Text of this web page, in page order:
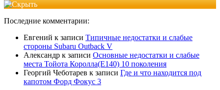
Последние комментарии:
Евгений к записи Типичные недостатки и слабые
стороны Subaru Outback V
Александр к записи Основные недостатки и слабые
места Тойота Королла(Е140) 10 поколения
Георгий Чеботарев к записи Где и что находится под
капотом Форд Фокус 3